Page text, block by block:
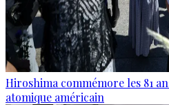
Hiroshima commémore les 81
atomique américain